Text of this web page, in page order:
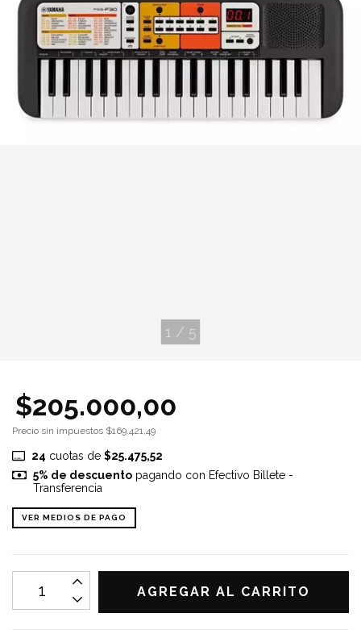
1 / 5
$205.000,00
Precio sin impuestos $169.421,49
24 cuotas de $25.475,52
5% de descuentopagando con Efectivo Billete -
Transferencia
VER MEDIOS DE PAGO